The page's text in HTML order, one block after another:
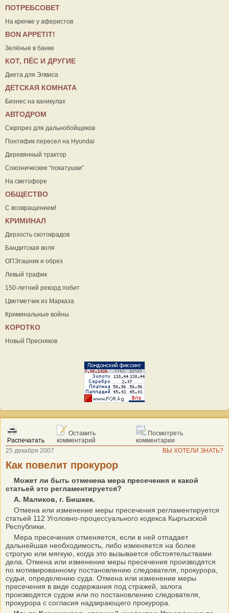
ПОТРЕБСОВЕТ
На крючке у аферистов
ВON APPETIT!
Зелёные в банке
КОТ, ПЁС И ДРУГИЕ
Диета для Элвиса
ДЕТСКАЯ КОМНАТА
Бизнес на каникулах
АВТОДРОМ
Сюрприз для дальнобойщиков
Понтифик пересел на Hyundai
Деревянный трактор
Союзнические “покатушки”
На светофоре
ОБЩЕСТВО
С возвращением!
КРИМИНАЛ
Дерзость скотокрадов
Бандитская воля
ОПЭгэшник и обрез
Левый трафик
150-летний рекорд побит
Цветметчик из Марказа
Криминальные войны
КОРОТКО
Новый Пресняков
Распечатать
Оставить
комментарий
Посмотреть
комментарии
25 декабря 2007
ВЫ ХОТЕЛИ ЗНАТЬ?
Как повелит прокурор
Может ли быть отменена мера пресечения и какой
статьей это регламентируется?
А. Маликов, г. Бишкек.
Отмена или изменение меры пресечения регламентируется
статьей 112 Уголовно-процессуального кодекса Кыргызской
Республики.
Мера пресечения отменяется, если в ней отпадает
дальнейшая необходимость, либо изменяется на более
строгую или мягкую, когда это вызывается обстоятельствами
дела. Отмена или изменение меры пресечения производятся
по мотивированному постановлению следователя, прокурора,
судьи, определению суда. Отмена или изменение меры
пресечения в виде содержания под стражей, залога
производятся судом или по постановлению следователя,
прокурора с согласия надзирающего прокурора.